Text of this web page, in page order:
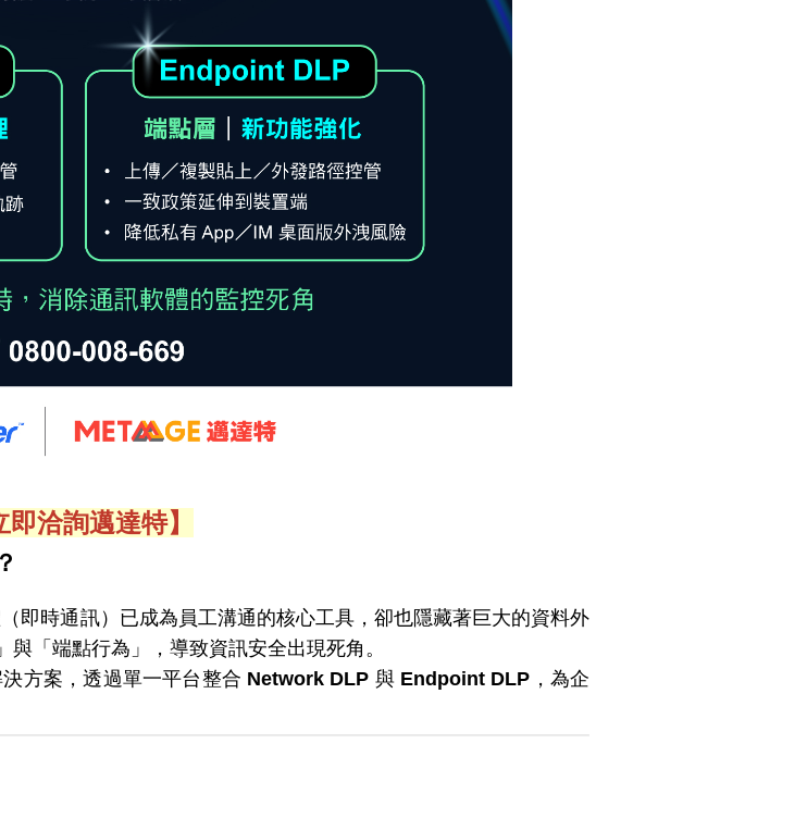
即洽詢邁達特】
即時通訊）已成為員工溝通的核心工具，卻也隱藏著巨大的資料外
「端點行為」，導致資訊安全出現死角。
方案，透過單一平台整合 Network DLP 與 Endpoint DLP ，為企